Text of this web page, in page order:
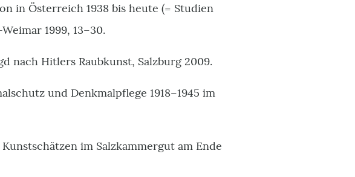
in Österreich 1938 bis heute (= Studien
1999, 13–30.
nach Hitlers Raubkunst, Salzburg 2009.
und Denkmalpflege 1918–1945 im
im Salzkammergut am Ende